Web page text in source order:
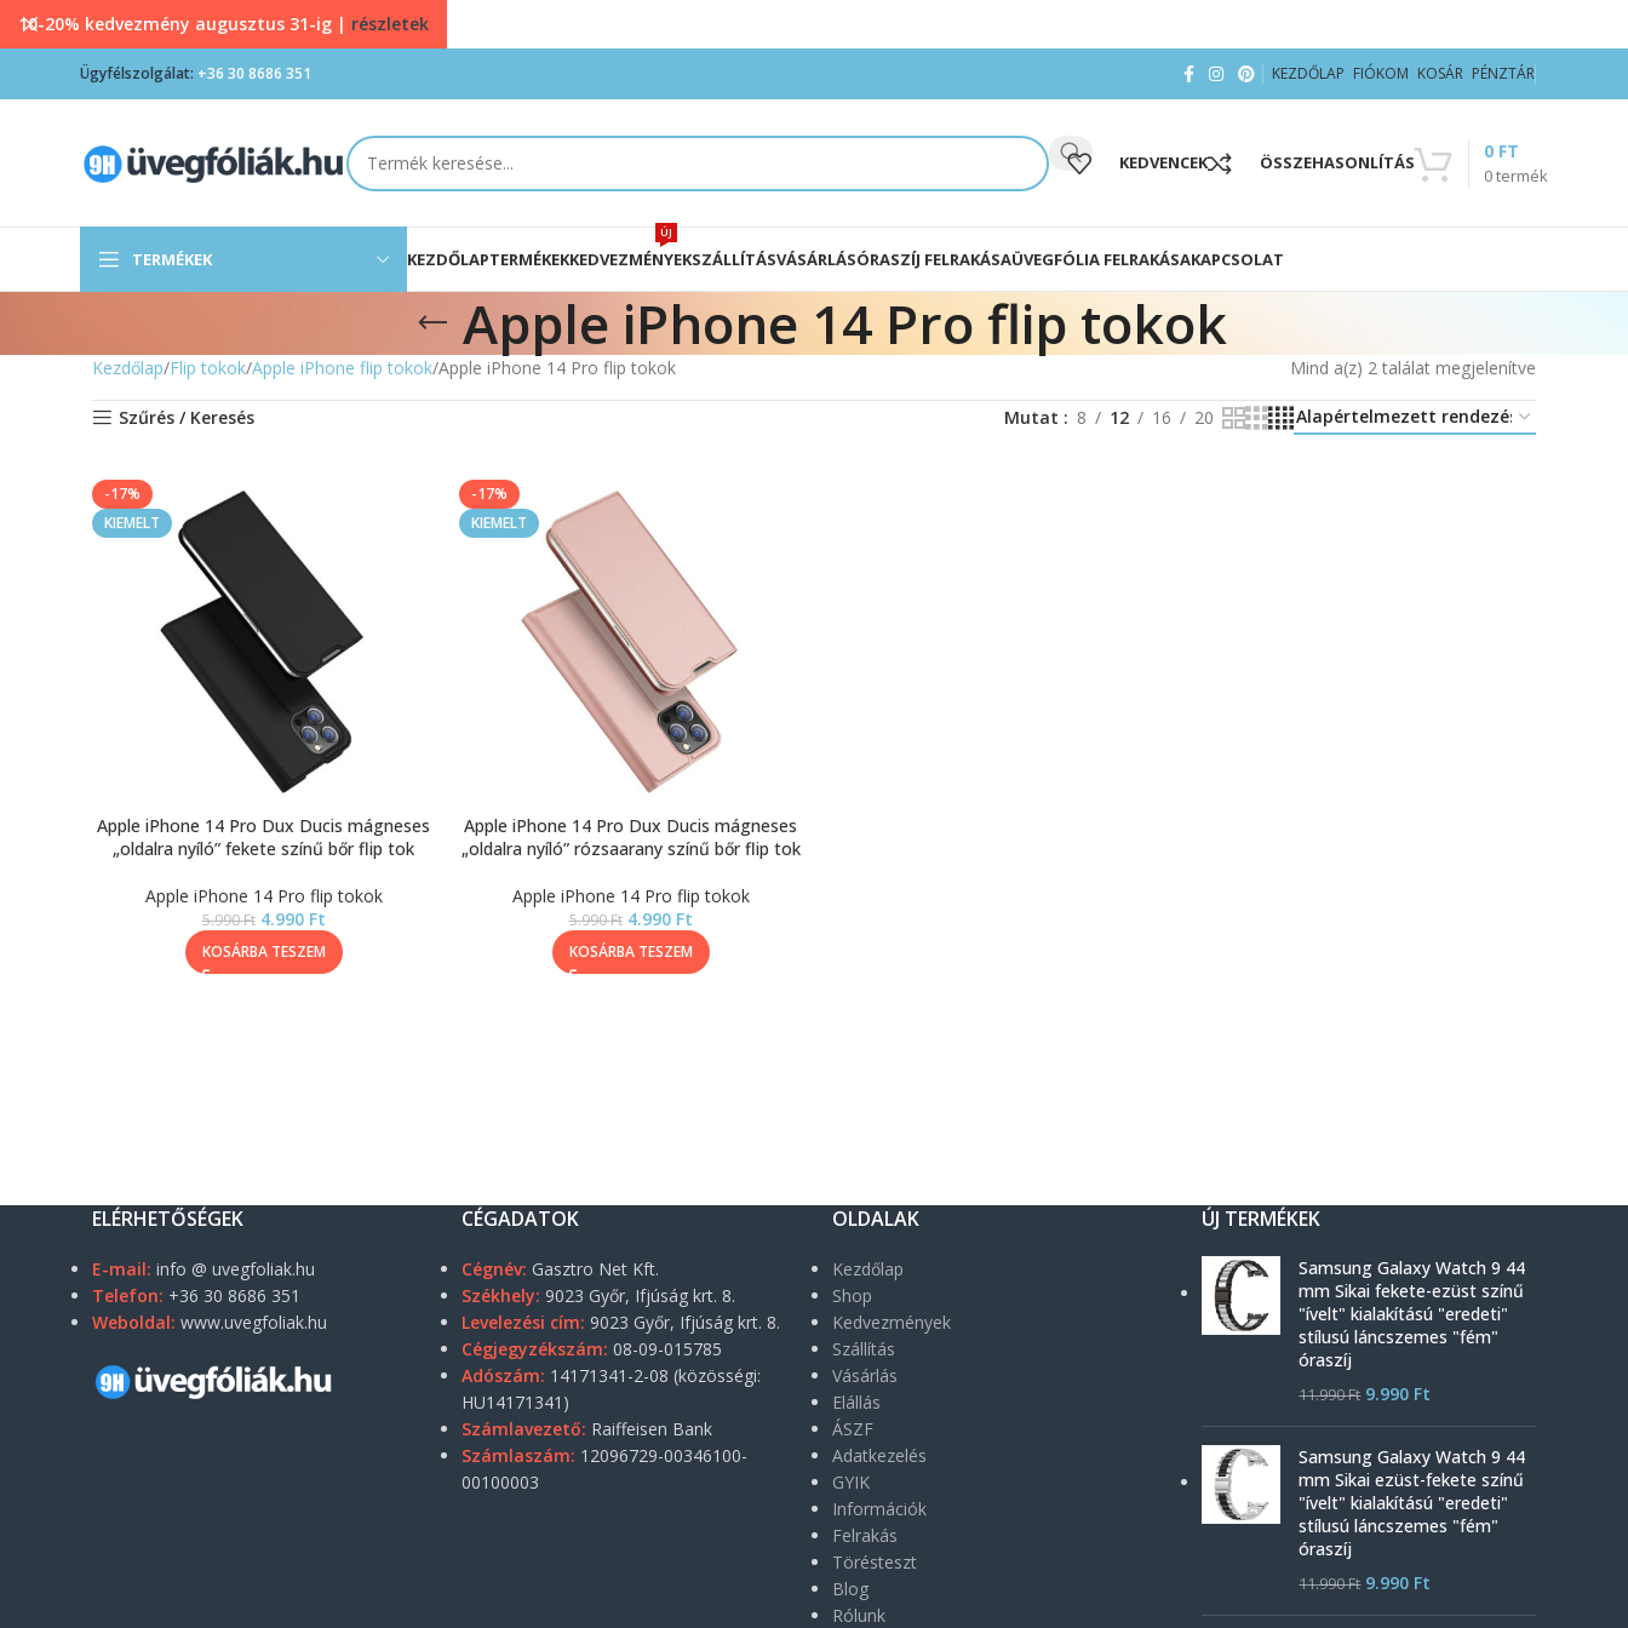
Ügyfélszolgálat: +36 30 8686 351 KEZDŐLAP FIÓKOM KOSÁR PÉNZTÁR
KEDVENCEK ÖSSZEHASONLÍTÁS
0termék
0 FT
TERMÉKEK KEZDŐLAPTERMÉKEKKEDVEZMÉNYEK
ÚJ
SZÁLLÍTÁSVÁSÁRLÁSÓRASZÍJ FELRAKÁSAÜVEGFÓLIA FELRAKÁSAKAPCSOLAT
Apple iPhone 14 Pro flip tokok
Kezdőlap Flip tokok Apple iPhone flip tokok Apple iPhone 14 Pro flip tokok Mind a(z) 2 találat megjelenítve
Szűrés / Keresés Mutat 8 12 16 20
-17%
KIEMELT
Apple iPhone 14 Pro Dux Ducis mágneses
„oldalra nyíló” fekete színű bőr flip tok
Apple iPhone 14 Pro flip tokok
5.990Ft 4.990 Ft
KOSÁRBA TESZEM
-17%
KIEMELT
Apple iPhone 14 Pro Dux Ducis mágneses
„oldalra nyíló” rózsaarany színű bőr flip tok
Apple iPhone 14 Pro flip tokok
5.990Ft 4.990 Ft
KOSÁRBA TESZEM
ELÉRHETŐSÉGEK
E-mail: info @ uvegfoliak.hu
Telefon: +36 30 8686 351
Weboldal: www.uvegfoliak.hu
CÉGADATOK
Cégnév: Gasztro Net Kft.
Székhely: 9023 Győr, Ifjúság krt. 8.
Levelezési cím: 9023 Győr, Ifjúság krt. 8.
Cégjegyzékszám: 08-09-015785
Adószám: 14171341-2-08 (közösségi:
HU14171341)
Számlavezető: Raiffeisen Bank
Számlaszám: 12096729-00346100-
00100003
OLDALAK
Kezdőlap
Shop
Kedvezmények
Szállítás
Vásárlás
Elállás
ÁSZF
Adatkezelés
GYIK
Információk
Felrakás
Törésteszt
Blog
Rólunk
ÚJ TERMÉKEK
Samsung Galaxy Watch 9 44
mm Sikai fekete-ezüst színű
"ívelt" kialakítású "eredeti"
stílusú láncszemes "fém"
óraszíj
11.990Ft 9.990 Ft
Samsung Galaxy Watch 9 44
mm Sikai ezüst-fekete színű
"ívelt" kialakítású "eredeti"
stílusú láncszemes "fém"
óraszíj
11.990Ft 9.990 Ft
10-20% kedvezmény augusztus 31-ig | részletek